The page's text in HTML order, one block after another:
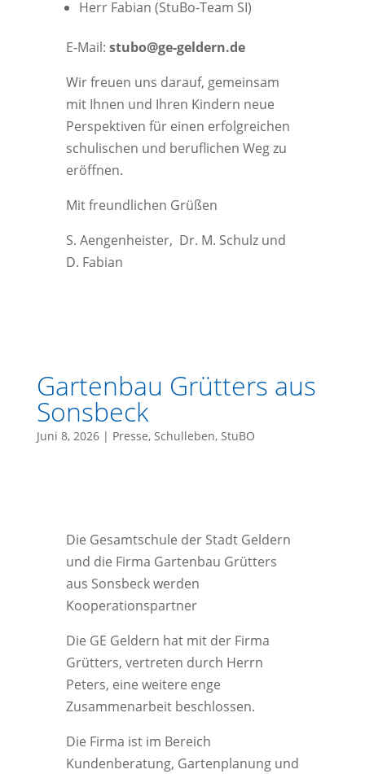
Herr Fabian (StuBo-Team SI)
E-Mail: stubo@ge-geldern.de
Wir freuen uns darauf, gemeinsam
mit Ihnen und Ihren Kindern neue
Perspektiven für einen erfolgreichen
schulischen und beruflichen Weg zu
eröffnen.
Mit freundlichen Grüßen
S. Aengenheister, Dr. M. Schulz und
D. Fabian
Gartenbau Grütters aus
Sonsbeck
Juni 8, 2026| Presse, Schulleben, StuBO
Die Gesamtschule der Stadt Geldern
und die Firma Gartenbau Grütters
aus Sonsbeck werden
Kooperationspartner
Die GE Geldern hat mit der Firma
Grütters, vertreten durch Herrn
Peters, eine weitere enge
Zusammenarbeit beschlossen.
Die Firma ist im Bereich
Kundenberatung, Gartenplanung und